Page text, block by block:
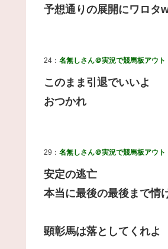
予想通りの展開にワロタ
24： 名無しさん＠実況で競馬板アウト
このまま引退でいいよ
おつかれ
29： 名無しさん＠実況で競馬板アウト
安定の逃亡
本当に最後の最後まで情
顕彰馬は落としてくれよ